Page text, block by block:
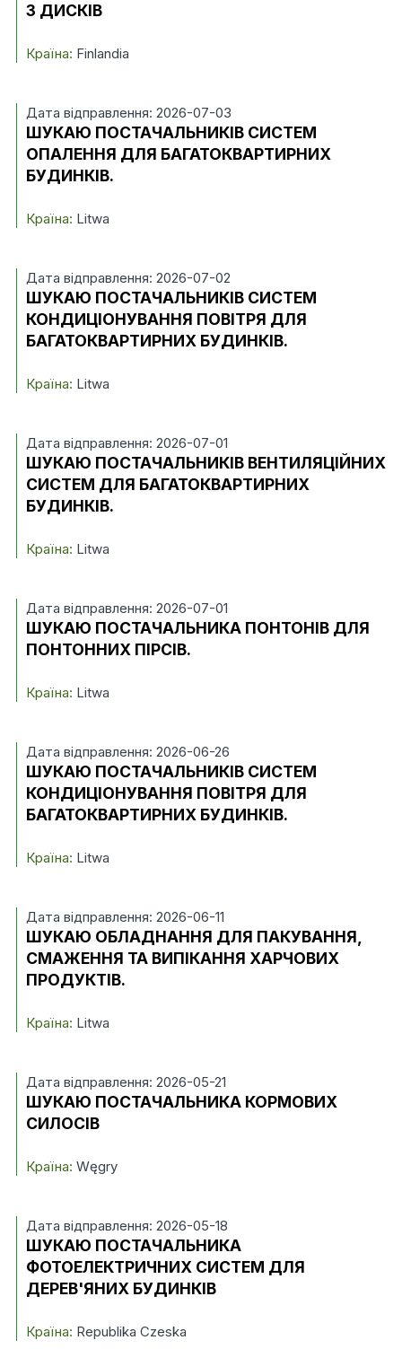
З ДИСКІВ
Країна: Finlandia
Дата відправлення: 2026-07-03
ШУКАЮ ПОСТАЧАЛЬНИКІВ СИСТЕМ
ОПАЛЕННЯ ДЛЯ БАГАТОКВАРТИРНИХ
БУДИНКІВ.
Країна: Litwa
Дата відправлення: 2026-07-02
ШУКАЮ ПОСТАЧАЛЬНИКІВ СИСТЕМ
КОНДИЦІОНУВАННЯ ПОВІТРЯ ДЛЯ
БАГАТОКВАРТИРНИХ БУДИНКІВ.
Країна: Litwa
Дата відправлення: 2026-07-01
ШУКАЮ ПОСТАЧАЛЬНИКІВ ВЕНТИЛЯЦІЙНИХ
СИСТЕМ ДЛЯ БАГАТОКВАРТИРНИХ
БУДИНКІВ.
Країна: Litwa
Дата відправлення: 2026-07-01
ШУКАЮ ПОСТАЧАЛЬНИКА ПОНТОНІВ ДЛЯ
ПОНТОННИХ ПІРСІВ.
Країна: Litwa
Дата відправлення: 2026-06-26
ШУКАЮ ПОСТАЧАЛЬНИКІВ СИСТЕМ
КОНДИЦІОНУВАННЯ ПОВІТРЯ ДЛЯ
БАГАТОКВАРТИРНИХ БУДИНКІВ.
Країна: Litwa
Дата відправлення: 2026-06-11
ШУКАЮ ОБЛАДНАННЯ ДЛЯ ПАКУВАННЯ,
СМАЖЕННЯ ТА ВИПІКАННЯ ХАРЧОВИХ
ПРОДУКТІВ.
Країна: Litwa
Дата відправлення: 2026-05-21
ШУКАЮ ПОСТАЧАЛЬНИКА КОРМОВИХ
СИЛОСІВ
Країна: Węgry
Дата відправлення: 2026-05-18
ШУКАЮ ПОСТАЧАЛЬНИКА
ФОТОЕЛЕКТРИЧНИХ СИСТЕМ ДЛЯ
ДЕРЕВ'ЯНИХ БУДИНКІВ
Країна: Republika Czeska